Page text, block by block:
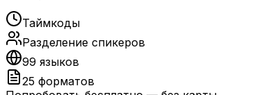
Таймкоды
Разделение спикеров
99 языков
25 форматов